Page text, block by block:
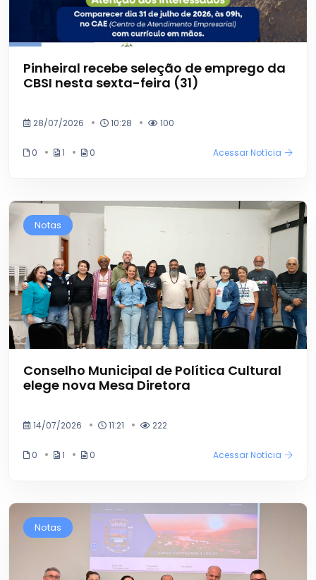
Pinheiral recebe seleção de emprego da
CBSI nesta sexta-feira (31)
28/07/2026 10:28 100
0 1 0 Acessar Notícia
Notas
Conselho Municipal de Política Cultural
elege nova Mesa Diretora
14/07/2026 11:21 222
0 1 0 Acessar Notícia
Notas